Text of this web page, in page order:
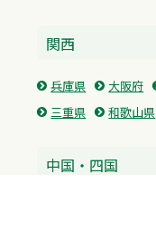
関西
兵庫県 大阪府
三重県
和歌山県
中国・四国